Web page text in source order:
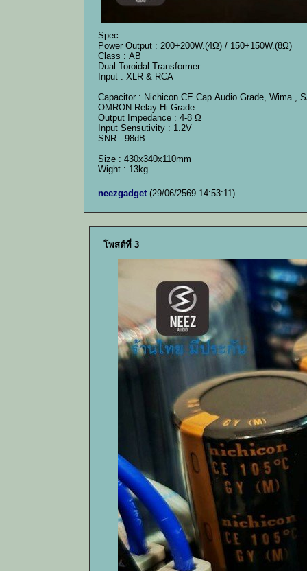
Spec
Power Output : 200+200W.(4Ω) / 150+150W.(8Ω)
Class : AB
Dual Toroidal Transformer
Input : XLR & RCA
Capacitor : Nichicon CE Cap Audio Grade, Wima ,
OMRON Relay Hi-Grade
Output Impedance : 4-8 Ω
Input Sensutivity : 1.2V
SNR : 98dB
Size : 430x340x110mm
Wight : 13kg.
neezgadget (29/06/2569 14:53:11)
โพสต์ที่ 3